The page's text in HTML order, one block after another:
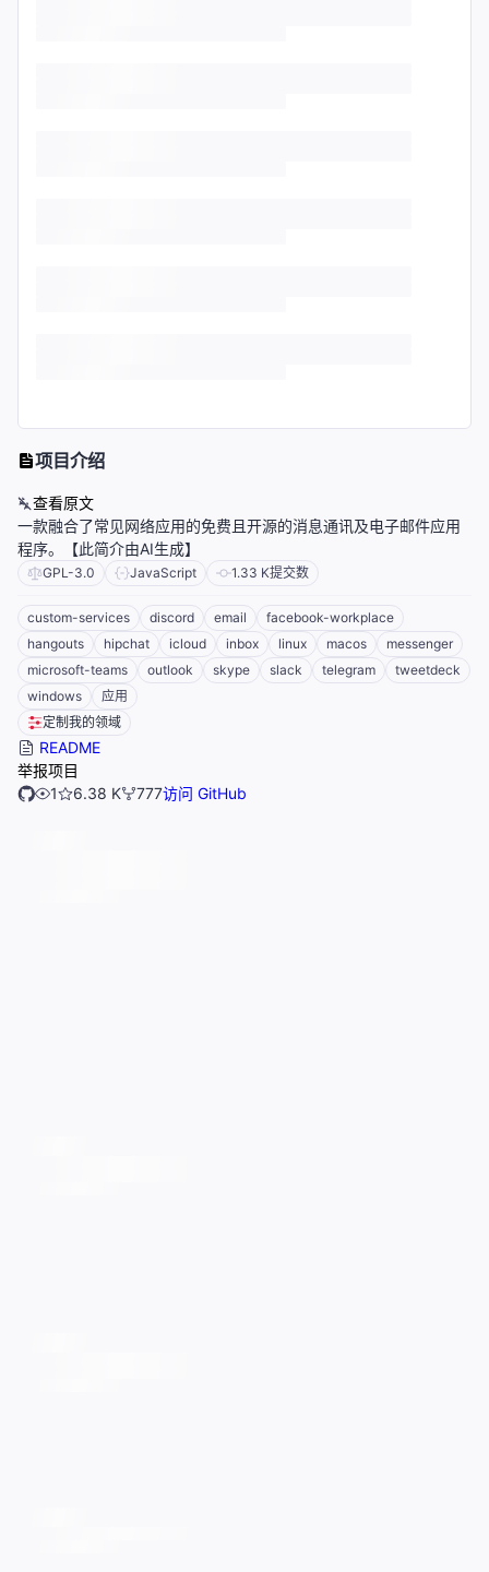
项目介绍
查看原文
一款融合了常见网络应用的免费且开源的消息通讯及电子邮件应用
程序。【此简介由AI生成】
GPL-3.0 JavaScript 1.33 K提交数
custom-services discord email
facebook-workplace
hangouts
hipchat icloud inbox linux macos
messenger
microsoft-teams
outlook skype slack telegram
tweetdeck
windows
应用
定制我的领域
README
举报项目
1
6.38 K 777访问 GitHub